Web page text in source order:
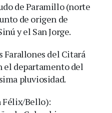
de Paramillo (norte
de origen de
y el San Jorge.
Farallones del Citará
el departamento del
pluviosidad.
Félix/Bello):